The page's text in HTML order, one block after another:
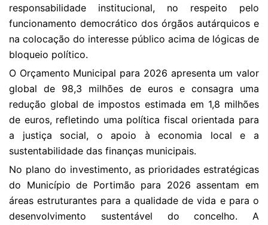
responsabilidade institucional, no respeito pelo
funcionamento democrático dos órgãos autárquicos e
na colocação do interesse público acima de lógicas de
bloqueio político.
O Orçamento Municipal para 2026 apresenta um valor
global de 98,3 milhões de euros e consagra uma
redução global de impostos estimada em 1,8 milhões
de euros, refletindo uma política fiscal orientada para
a justiça social, o apoio à economia local e a
sustentabilidade das finanças municipais.
No plano do investimento, as prioridades estratégicas
do Município de Portimão para 2026 assentam em
áreas estruturantes para a qualidade de vida e para o
desenvolvimento sustentável do concelho. A